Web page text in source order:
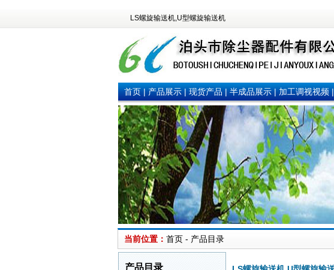
LS螺旋输送机,U型螺旋输送机
首页|产品展示|现货产品|半成品展示|加工调视视频
当前位置： 首页 - 产品目录
产品目录